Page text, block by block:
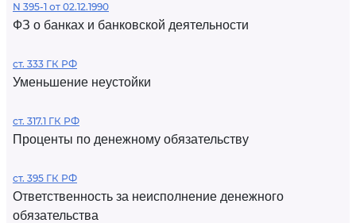
N 395-1 от 02.12.1990
ФЗ о банках и банковской деятельности
ст. 333 ГК РФ
Уменьшение неустойки
ст. 317.1 ГК РФ
Проценты по денежному обязательству
ст. 395 ГК РФ
Ответственность за неисполнение денежного
обязательства